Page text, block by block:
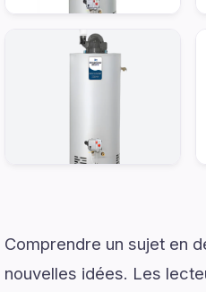
Comprendre un sujet en
nouvelles idées. Les